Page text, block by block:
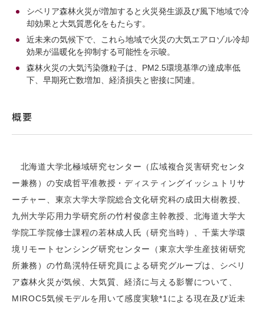
シベリア森林火災が増加すると火災発生源及び風下地域で冷
却効果と大気質悪化をもたらす。
近未来の気候下で、これら地域で火災の大気エアロゾル冷却
効果が温暖化を抑制する可能性を示唆。
森林火災の大気汚染微粒子は、PM2.5環境基準の達成率低
下、早期死亡数増加、経済損失と密接に関連。
概要
北海道大学北極域研究センター（広域複合災害研究センタ
ー兼務）の安成哲平准教授・ディスティングイッシュトリサ
ーチャー、東京大学大学院総合文化研究科の成田大樹教授、
九州大学応用力学研究所の竹村俊彦主幹教授、北海道大学大
学院工学院修士課程の若林成人氏（研究当時）、千葉大学環
境リモートセンシング研究センター（東京大学生産技術研究
所兼務）の竹島滉特任研究員による研究グループは、シベリ
ア森林火災が気候、大気質、経済に与える影響について、
MIROC5気候モデルを用いて感度実験*1による現在及び近未